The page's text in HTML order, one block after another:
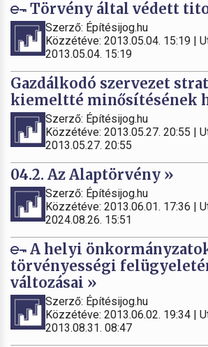
Törvény által védett
Szerző: Építésijog.hu
Közzétéve: 2013.05.04. 15:19 |
2013.05.04. 15:19
Gazdálkodó szervezet
kiemeltté minősítésének
Szerző: Építésijog.hu
Közzétéve: 2013.05.27. 20:55 |
2013.05.27. 20:55
04.2. Az Alaptörvény »
Szerző: Építésijog.hu
Közzétéve: 2013.06.01. 17:36 |
2024.08.26. 15:51
A helyi
törvényességi
változásai »
Szerző: Építésijog.hu
Közzétéve: 2013.06.02. 19:34 |
2013.08.31. 08:47